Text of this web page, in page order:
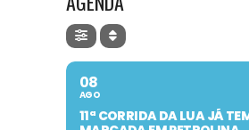
08
AGO
11ª CORRIDA DA LUA JÁ